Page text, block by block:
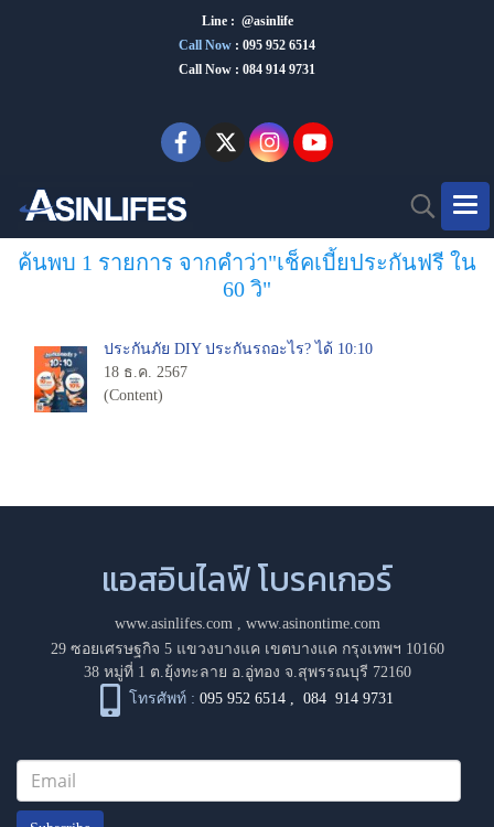
Line : @asinlife
Call Now : 095 952 6514
Call Now : 084 914 9731
ค้นพบ 1 รายการ จากคำว่า"เช็คเบี้ยประกันฟรี ใน
60 วิ"
ประกันภัย DIY ประกันรถอะไร? ได้ 10:10
18 ธ.ค. 2567
(Content)
แอสอินไลฟ์ โบรคเกอร์
www.asinlifes.com, www.asinontime.com
29 ซอยเศรษฐกิจ 5 แขวงบางแค เขตบางแค กรุงเทพฯ 10160
38 หมู่ที่ 1 ต.ยุ้งทะลาย อ.อู่ทอง จ.สุพรรณบุรี 72160
โทรศัพท์ : 095 952 6514 ,084 914 9731